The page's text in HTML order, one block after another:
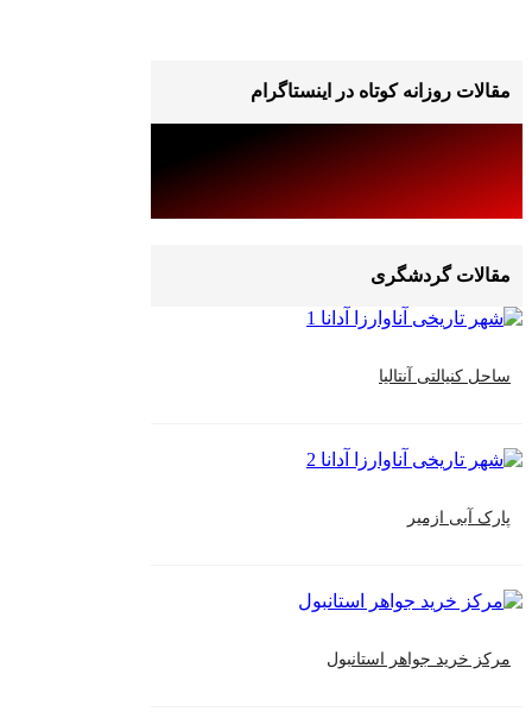
مقالات روزانه کوتاه در اینستاگرام
مقالات گردشگری
ساحل کنیالتی آنتالیا
پارک آبی ازمیر
مرکز خرید جواهر استانبول